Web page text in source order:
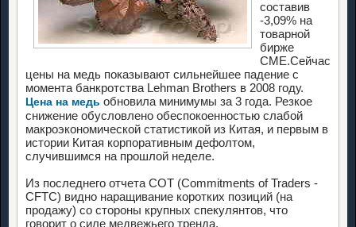
составив
-3,09% на
товарной
бирже
CME.Сейчас
цены на медь показывают сильнейшее падение с
момента банкротства Lehman Brothers в 2008 году.
Цена на медь обновила минимумы за 3 года. Резкое
снижение обусловлено обеспокоенностью слабой
макроэкономической статистикой из Китая, и первым в
истории Китая корпоративным дефолтом,
случившимся на прошлой неделе.
Из последнего отчета COT (Commitments of Traders -
CFTC) видно наращивание коротких позиций (на
продажу) со стороны крупных спекулянтов, что
говорит о силе медвежьего тренда.